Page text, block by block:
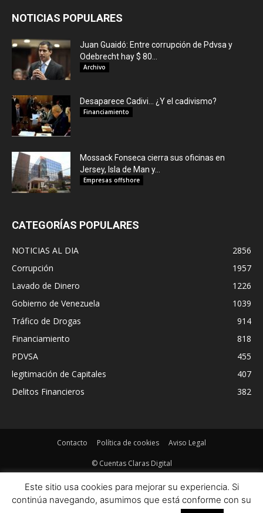
NOTICIAS POPULARES
Juan Guaidó: Entre corrupción de Pdvsa y
Odebrecht hay $ 80...
Archivo
Desaparece Cadivi… ¿Y el cadivismo?
Financiamiento
Mossack Fonseca cierra sus oficinas en
Jersey, Isla de Man y...
Empresas offshore
CATEGORÍAS POPULARES
NOTICIAS AL DIA
2856
Corrupción
1957
Lavado de Dinero
1226
Gobierno de Venezuela
1039
Tráfico de Drogas
914
Financiamiento
818
PDVSA
455
legitimación de Capitales
407
Delitos Financieros
382
Contacto Política de cookies Aviso Legal
© Cuentas Claras Digital
Este sitio usa cookies para mejorar su experiencia. Si
continúa navegando, asumimos que está conforme con su